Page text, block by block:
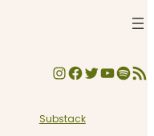
InstagramFacebook Twitter YouTube Spotify Feed RSS
Substack